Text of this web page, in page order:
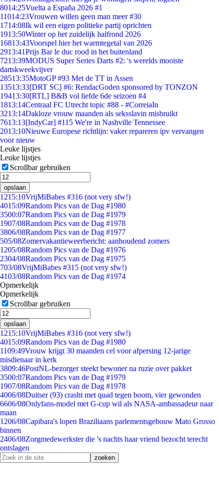
8014:25Vuelta a España 2026 #1
11014:23Vrouwen willen geen man meer #30
1714:08Ik wil een eigen politieke partij oprichten
1913:50Winter op het zuidelijk halfrond 2026
16813:43Voorspel hier het warmtegetal van 2026
2913:41Prijs Bar le duc rood in het buitenland
7213:39MODUS Super Series Darts #2: 's werelds mooiste
dartskweekvijver
28513:35MotoGP #93 Met de TT in Assen
13513:33[DRT SC] #6: RendacGoden sponsored by TONZON
19413:30[RTL] B&B vol liefde 6de seizoen #4
1813:14Centraal FC Utrecht topic #88 - #CorreiaIn
3213:14Dakloze vrouw maanden als seksslavin misbruikt
7613:13[IndyCar] #115 We're in Nashville Tennessee
2013:10Nieuwe Europese richtlijn: vaker repareren ipv vervangen
voor nieuw
Leuke lijstjes
Leuke lijstjes
Scrollbar gebruiken
opslaan
1215:10VrijMiBabes #316 (not very sfw!)
4015:09Random Pics van de Dag #1980
3500:07Random Pics van de Dag #1979
1907/08Random Pics van de Dag #1978
3806/08Random Pics van de Dag #1977
505/08Zomervakantieweerbericht: aanhoudend zomers
1205/08Random Pics van de Dag #1976
2304/08Random Pics van de Dag #1975
703/08VrijMiBabes #315 (not very sfw!)
4103/08Random Pics van de Dag #1974
Opmerkelijk
Opmerkelijk
Scrollbar gebruiken
opslaan
1215:10VrijMiBabes #316 (not very sfw!)
4015:09Random Pics van de Dag #1980
1109:49Vrouw krijgt 30 maanden cel voor afpersing 12-jarige
misdienaar in kerk
3809:46PostNL-bezorger steekt bewoner na ruzie over pakket
3500:07Random Pics van de Dag #1979
1907/08Random Pics van de Dag #1978
4006/08Duitser (93) crasht met quad tegen boom, vier gewonden
6606/08Onlyfans-model met G-cup wil als NASA-ambassadeur naar
maan
1206/08Capibara's lopen Braziliaans parlementsgebouw Mato Grosso
binnen
2406/08Zorgmedewerkster die 's nachts haar vriend bezocht terecht
ontslagen